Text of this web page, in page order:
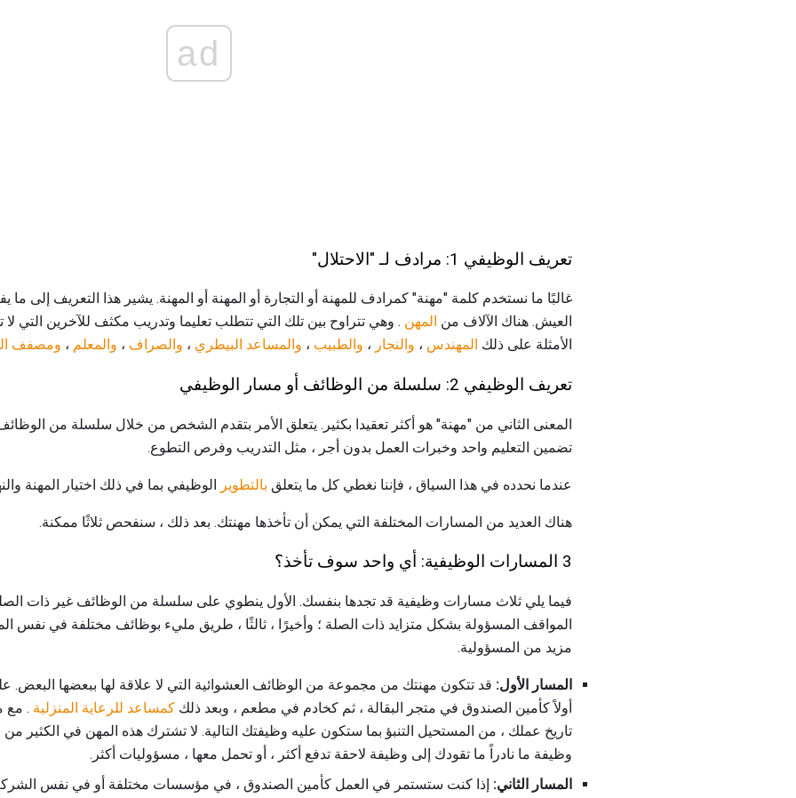
ad
تعريف الوظيفي 1: مرادف لـ "الاحتلال"
غالبًا ما نستخدم كلمة "مهنة" كمرادف للمهنة أو التجارة أو المهنة أو المهنة. يشير هذا التعريف إلى
العيش. هناك الآلاف من المهن . وهي تتراوح بين تلك التي تتطلب تعليما وتدريب مكثف للآخرين التي
الأمثلة على ذلك المهندس ، والنجار ، والطبيب ، والمساعد البيطري ، والصراف ، والمعلم ، ومصفف
تعريف الوظيفي 2: سلسلة من الوظائف أو مسار الوظيفي
المعنى الثاني من "مهنة" هو أكثر تعقيدا بكثير. يتعلق الأمر بتقدم الشخص من خلال سلسلة من
تضمين التعليم واحد وخبرات العمل بدون أجر ، مثل التدريب وفرص التطوع.
عندما نحدده في هذا السياق ، فإننا نغطي كل ما يتعلق بالتطوير الوظيفي بما في ذلك اختيار المهنة
هناك العديد من المسارات المختلفة التي يمكن أن تأخذها مهنتك. بعد ذلك ، سنفحص ثلاثًا ممكنة.
3 المسارات الوظيفية: أي واحد سوف تأخذ؟
فيما يلي ثلاث مسارات وظيفية قد تجدها بنفسك. الأول ينطوي على سلسلة من الوظائف غير ذات
المواقف المسؤولة بشكل متزايد ذات الصلة ؛ وأخيرًا ، ثالثًا ، طريق مليء بوظائف مختلفة في نفس
مزيد من المسؤولية.
المسار الأول: قد تتكون مهنتك من مجموعة من الوظائف العشوائية التي لا علاقة لها ببعضها البعض.
أولاً كأمين الصندوق في متجر البقالة ، ثم كخادم في مطعم ، وبعد ذلك كمساعد للرعاية المنزلية . مع
تاريخ عملك ، من المستحيل التنبؤ بما ستكون عليه وظيفتك التالية. لا تشترك هذه المهن في الكثير
وظيفة ما نادراً ما تقودك إلى وظيفة لاحقة تدفع أكثر ، أو تحمل معها ، مسؤوليات أكثر.
المسار الثاني: إذا كنت ستستمر في العمل كأمين الصندوق ، في مؤسسات مختلفة أو في نفس